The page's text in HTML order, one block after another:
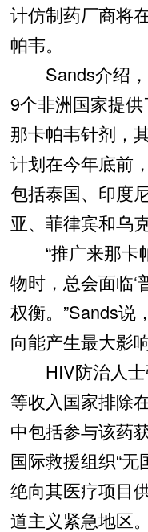
计仿制药厂商将
帕韦。
Sands介绍，
9个非洲国家提
那卡帕韦针剂，
计划在今年底前
包括泰国、印度
亚、菲律宾和乌克
“推广来那卡
物时，总会面临‘
权衡。”Sands说
向能产生最大影
HIV防治人士
等收入国家排除
中包括参与该药
国际救援组织“无
绝向其医疗项目
道主义紧急地区。